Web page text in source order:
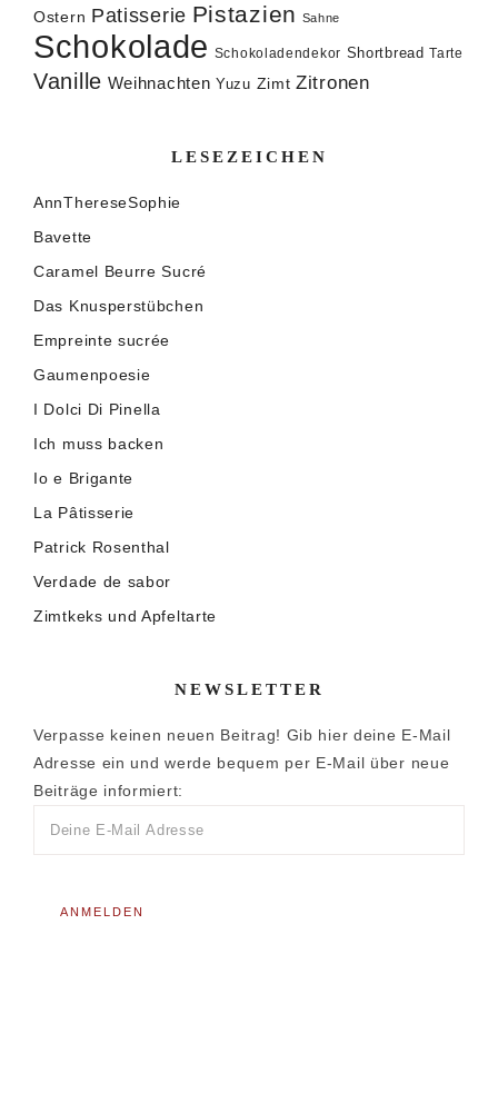
Ostern Patisserie Pistazien Sahne
Schokolade Schokoladendekor Shortbread Tarte
Vanille Weihnachten Yuzu Zimt Zitronen
LESEZEICHEN
AnnThereseSophie
Bavette
Caramel Beurre Sucré
Das Knusperstübchen
Empreinte sucrée
Gaumenpoesie
I Dolci Di Pinella
Ich muss backen
Io e Brigante
La Pâtisserie
Patrick Rosenthal
Verdade de sabor
Zimtkeks und Apfeltarte
NEWSLETTER
Verpasse keinen neuen Beitrag! Gib hier deine E-Mail
Adresse ein und werde bequem per E-Mail über neue
Beiträge informiert: